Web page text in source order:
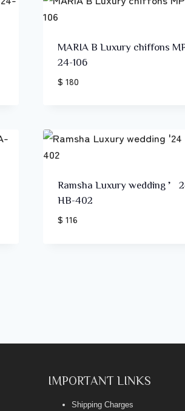
MARIA B Luxury chiffons
24-106
$ 180
Ramsha Luxury wedding
HB-402
$ 116
IMPORTANT LINKS
Shipping Charges